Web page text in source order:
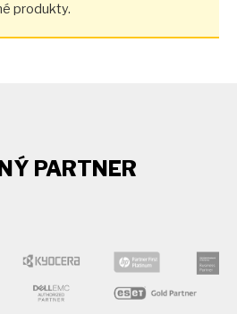
produkty.
PARTNER